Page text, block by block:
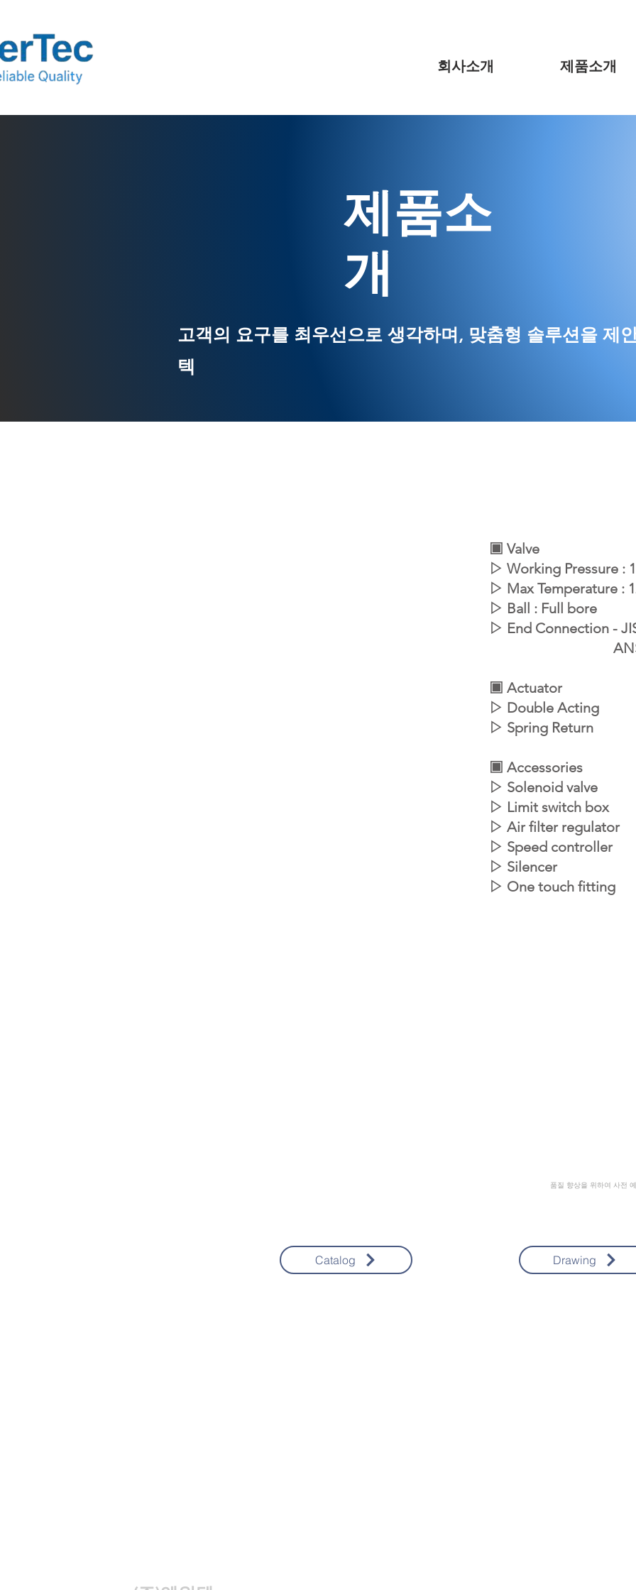
회사소개 제품소개
​제품소
개
고객의 요구를 최우선으로 생각하며, 맞춤형 솔루션을 제
텍
공압 플랜지 볼밸브
품질 향상을 위하여 사전
Catalog Drawing
▣ Valve
▷ Working Pressure :
▷ Max Temperature :
▷ Ball : Full bore
▷ End Connection -
ANSI
▣ Actuator
▷ Double Acting
▷ Spring Return
▣ Accessories
▷ Solenoid valve
▷ Limit switch box
▷ Air filter regulator
▷ Speed controller
▷ Silencer
▷ One touch fitting